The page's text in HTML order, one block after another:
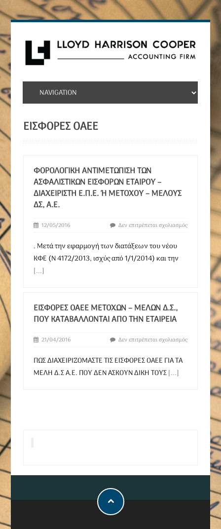
ΕΙΣΦΟΡΈΣ ΟΑΕΕ
ΦΟΡΟΛΟΓΙΚΉ ΑΝΤΙΜΕΤΏΠΙΣΗ ΤΩΝ
ΑΣΦΑΛΙΣΤΙΚΏΝ ΕΙΣΦΟΡΏΝ ΕΤΑΊΡΟΥ –
ΔΙΑΧΕΙΡΙΣΤΉ Ε.Π.Ε. Ή ΜΕΤΌΧΟΥ – ΜΈΛΟΥΣ Δ
Σ, Α.Ε.
12/05/2016 Δεν επιτρέπεται σχολιασμός
. Μετά την εφαρμογή των διατάξεων του νέου
ΚΦΕ (Ν 4172/2013, ισχύς από 1/1/2014) και την
[...]
ΕΙΣΦΟΡΈΣ ΟΑΕΕ ΜΕΤΌΧΩΝ – ΜΕΛΏΝ Δ.Σ.,
ΠΟΥ ΚΑΤΑΒΆΛΛΟΝΤΑΙ ΑΠΟ ΤΗΝ ΕΤΑΙΡΕΊΑ
21/04/2016 Δεν επιτρέπεται σχολιασμός
ΠΩΣ ΔΙΑΧΕΙΡΙΖΟΜΑΣΤΕ ΤΙΣ ΕΙΣΦΟΡΕΣ ΟΑΕΕ ΓΙΑ ΤΑ
ΜΕΛΗ Δ.Σ Α.Ε. ΠΟΥ ΔΕΝ ΑΣΚΟΥΝ ΔΙΚΗ ΤΟΥΣ[...]